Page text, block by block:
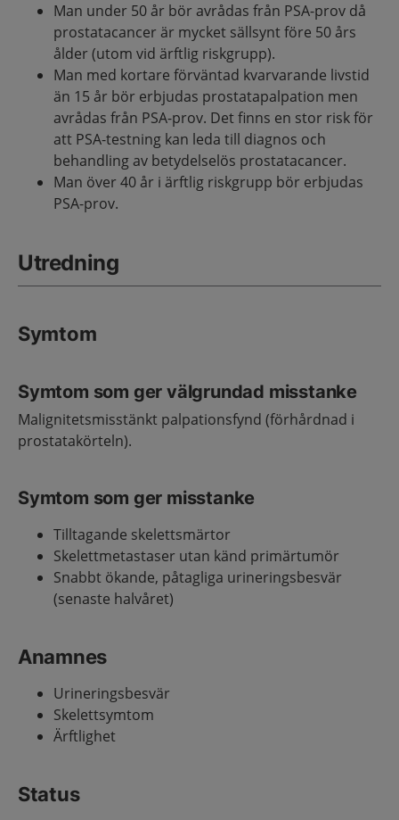
Man under 50 år bör avrådas från PSA-prov då
prostatacancer är mycket sällsynt före 50 års
ålder (utom vid ärftlig riskgrupp).
Man med kortare förväntad kvarvarande livstid
än 15 år bör erbjudas prostatapalpation men
avrådas från PSA-prov. Det finns en stor risk för
att PSA-testning kan leda till diagnos och
behandling av betydelselös prostatacancer.
Man över 40 år i ärftlig riskgrupp bör erbjudas
PSA-prov.
Utredning
Symtom
Symtom som ger välgrundad misstanke
Malignitetsmisstänkt palpationsfynd (förhårdnad i
prostatakörteln).
Symtom som ger misstanke
Tilltagande skelettsmärtor
Skelettmetastaser utan känd primärtumör
Snabbt ökande, påtagliga urineringsbesvär
(senaste halvåret)
Anamnes
Urineringsbesvär
Skelettsymtom
Ärftlighet
Status